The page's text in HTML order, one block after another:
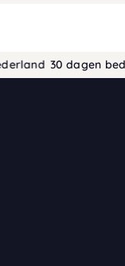
30 dagen